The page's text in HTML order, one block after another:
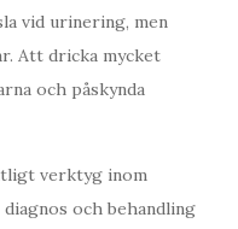
vid urinering, men
Att dricka mycket
och påskynda
verktyg inom
och behandling